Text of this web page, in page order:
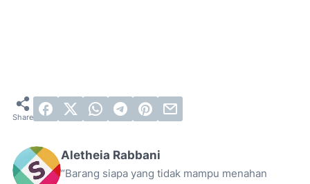
Aletheia Rabbani
“Barang siapa yang tidak mampu menahan